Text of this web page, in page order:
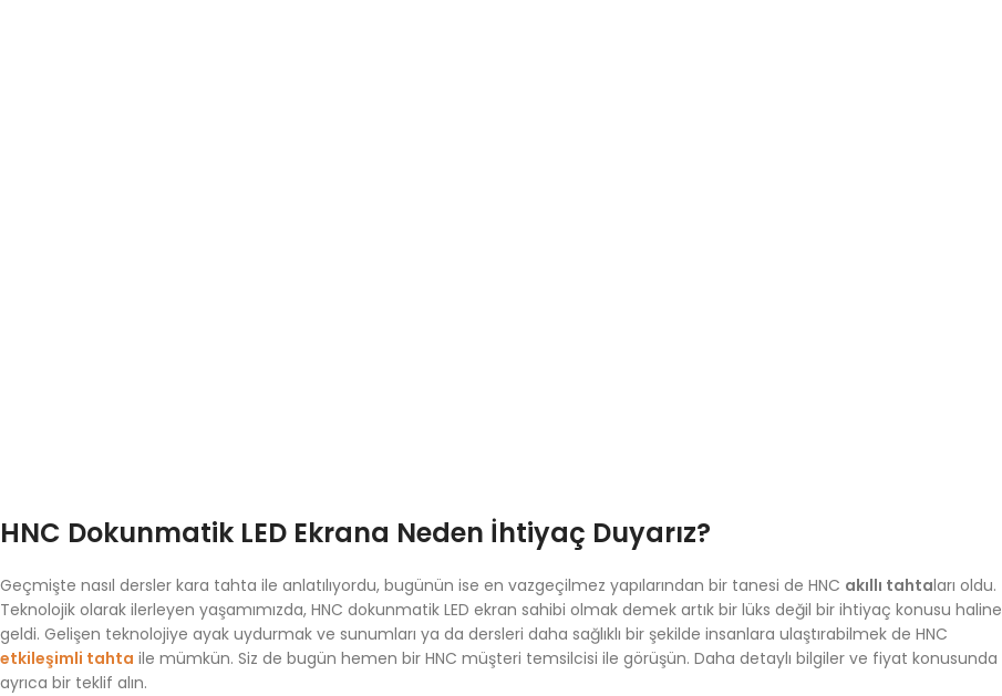
HNC Dokunmatik LED Ekrana Neden İhtiyaç Duyarız?
Geçmişte nasıl dersler kara tahta ile anlatılıyordu, bugünün ise en vazgeçilmez yapılarından bir tanesi de HNC akıllı tahtaları oldu.
Teknolojik olarak ilerleyen yaşamımızda, HNC dokunmatik LED ekran sahibi olmak demek artık bir lüks değil bir ihtiyaç konusu haline
geldi. Gelişen teknolojiye ayak uydurmak ve sunumları ya da dersleri daha sağlıklı bir şekilde insanlara ulaştırabilmek de HNC
etkileşimli tahta ile mümkün. Siz de bugün hemen bir HNC müşteri temsilcisi ile görüşün. Daha detaylı bilgiler ve fiyat konusunda
ayrıca bir teklif alın.